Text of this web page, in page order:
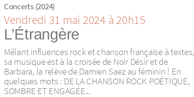
Concerts (2024)
Vendredi 31 mai 2024 à 20h15
L’Étrangère
Mêlant influences rock et chanson française à textes,
sa musique est à la croisée de Noir Désir et de
Barbara, la relève de Damien Saez au féminin ! En
quelques mots : DE LA CHANSON ROCK POÉTIQUE,
SOMBRE ET ENGAGÉE...